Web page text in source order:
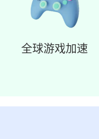
全球游戏加速